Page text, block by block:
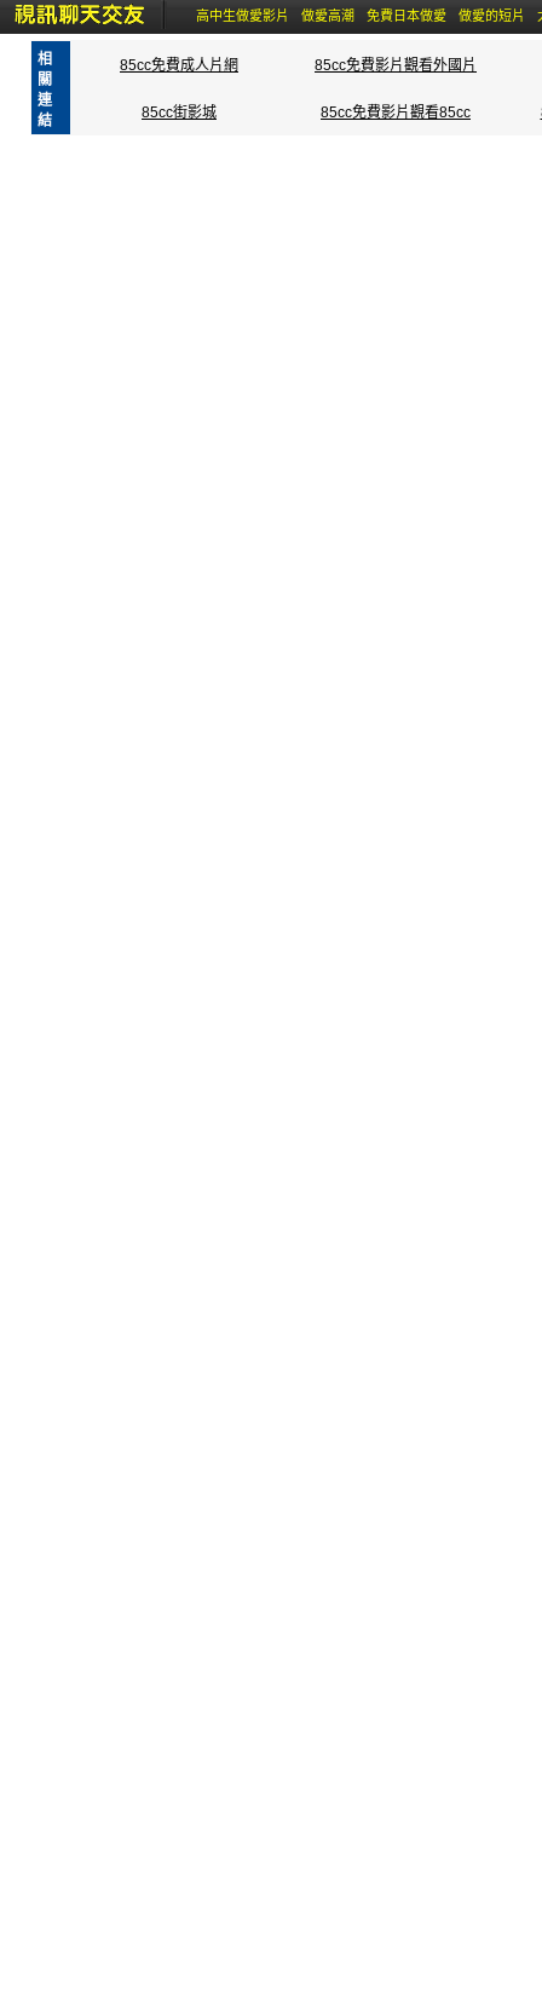
高中生做愛影片 做愛高潮 免費日本做愛 做愛的短片
相
關
連
結
85cc免費成人片網 85cc免費影片觀看外國片
85cc街影城 85cc免費影片觀看85cc